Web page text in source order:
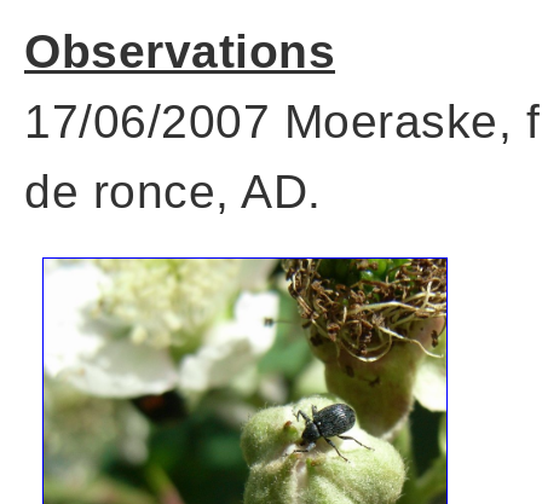
Observations
17/06/2007 Moeraske,
de ronce, AD.